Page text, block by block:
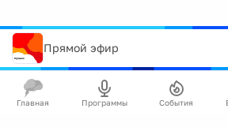
Прямой эфир
Главная Программы События